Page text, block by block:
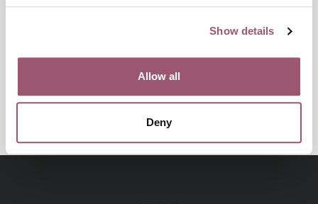
Show details
Allow all
Deny
Dela
Skriv ut